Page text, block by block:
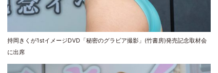
持岡きくが1stイメージDVD「秘密のグラビア撮影」(竹書房)発売記念取材会
に出席